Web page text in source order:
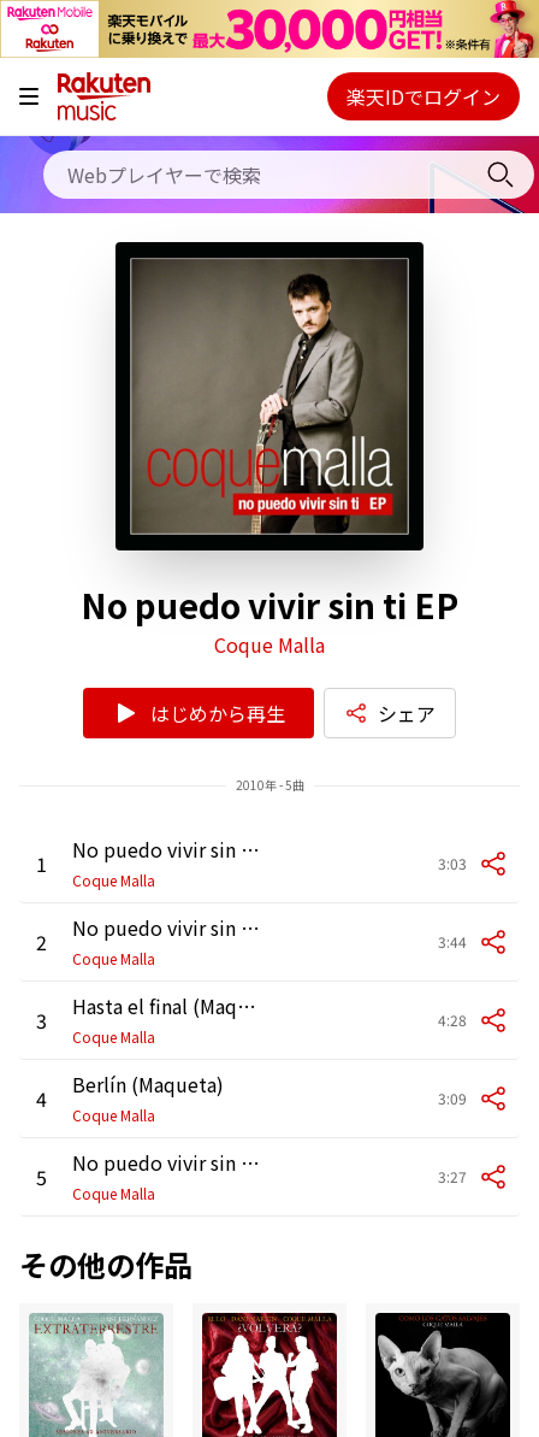
キャンペーン
料金プラン
使い方
Webプレイヤー
ご契約内容の確認・変更
楽天IDでログイン
No puedo vivir sin ti EP
Coque Malla
はじめから再生 シェア
2010年 - 5曲
1 No puedo vivir sin ti (Versión Ikea)
Coque Malla
3:03
2 No puedo vivir sin ti (Versión Acustica)
Coque Malla
3:44
3 Hasta el final (Maqueta)
Coque Malla
4:28
4 Berlín (Maqueta)
Coque Malla
3:09
5 No puedo vivir sin ti (Versión Banda)
Coque Malla
3:27
その他の作品